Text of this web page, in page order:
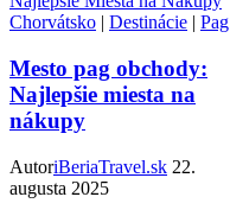
Chorvátsko | Destinácie | Pag
Mesto pag obchody:
Najlepšie miesta na
nákupy
AutoriBeriaTravel.sk 22.
augusta 2025